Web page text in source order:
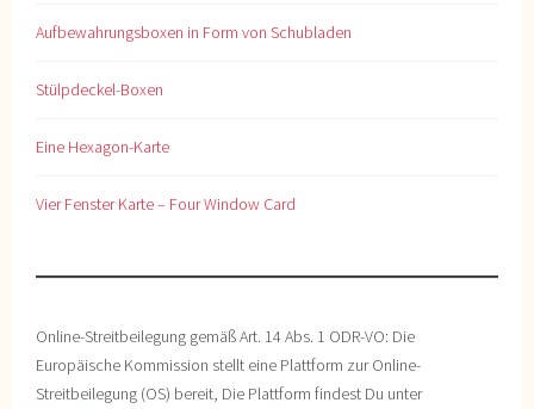
Aufbewahrungsboxen in Form von Schubladen
Stülpdeckel-Boxen
Eine Hexagon-Karte
Vier Fenster Karte – Four Window Card
Online-Streitbeilegung gemäß Art. 14 Abs. 1 ODR-VO: Die
Europäische Kommission stellt eine Plattform zur Online-
Streitbeilegung (OS) bereit, Die Plattform findest Du unter